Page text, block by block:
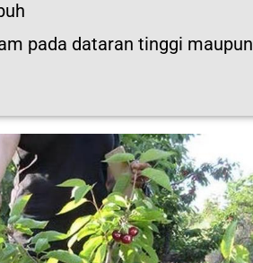
pada dataran tinggi maupun